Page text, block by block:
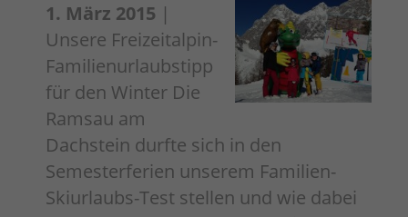
1. März 2015 |
Unsere Freizeitalpin-
Familienurlaubstipp
für den Winter Die
Ramsau am
Dachstein durfte sich in den
Semesterferien unserem Familien-
Skiurlaubs-Test stellen und wie dabei